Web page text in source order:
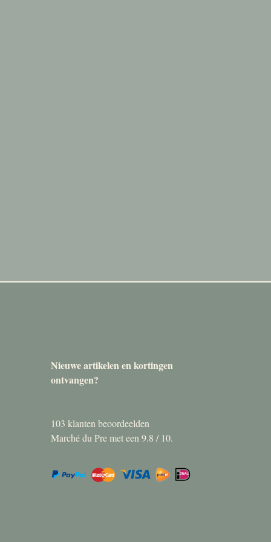
Nieuwe artikelen en kortingen
ontvangen?
103 klanten beoordeelden
Marché du Pre met een 9.8 / 10.